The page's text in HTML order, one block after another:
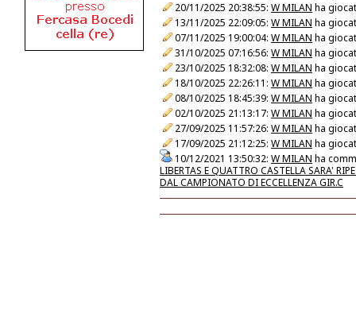
20/11/2025 20:38:55: W MILAN ha
13/11/2025 22:09:05: W MILAN ha
07/11/2025 19:00:04: W MILAN ha
31/10/2025 07:16:56: W MILAN ha
23/10/2025 18:32:08: W MILAN ha
18/10/2025 22:26:11: W MILAN ha
08/10/2025 18:45:39: W MILAN ha
02/10/2025 21:13:17: W MILAN ha
27/09/2025 11:57:26: W MILAN ha
17/09/2025 21:12:25: W MILAN ha
10/12/2021 13:50:32: W MILAN ha
LIBERTAS E QUATTRO CASTELLA SARA'
DAL CAMPIONATO DI ECCELLENZA GIR.C